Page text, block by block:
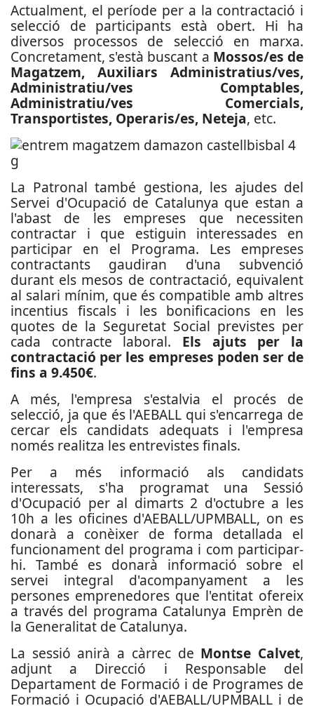
Actualment, el període per a la contractació i
selecció de participants està obert. Hi ha
diversos processos de selecció en marxa.
Concretament, s'està buscant a Mossos/es de
Magatzem, Auxiliars Administratius/ves,
Administratiu/ves Comptables,
Administratiu/ves Comercials,
Transportistes, Operaris/es, Neteja, etc.
La Patronal també gestiona, les ajudes del
Servei d'Ocupació de Catalunya que estan a
l'abast de les empreses que necessiten
contractar i que estiguin interessades en
participar en el Programa. Les empreses
contractants gaudiran d'una subvenció
durant els mesos de contractació, equivalent
al salari mínim, que és compatible amb altres
incentius fiscals i les bonificacions en les
quotes de la Seguretat Social previstes per
cada contracte laboral. Els ajuts per la
contractació per les empreses poden ser de
fins a 9.450€.
A més, l'empresa s'estalvia el procés de
selecció, ja que és l'AEBALL qui s'encarrega de
cercar els candidats adequats i l'empresa
només realitza les entrevistes finals.
Per a més informació als candidats
interessats, s'ha programat una Sessió
d'Ocupació per al dimarts 2 d'octubre a les
10h a les oficines d'AEBALL/UPMBALL, on es
donarà a conèixer de forma detallada el
funcionament del programa i com participar-
hi. També es donarà informació sobre el
servei integral d'acompanyament a les
persones emprenedores que l'entitat ofereix
a través del programa Catalunya Emprèn de
la Generalitat de Catalunya.
La sessió anirà a càrrec de Montse Calvet,
adjunt a Direcció i Responsable del
Departament de Formació i de Programes de
Formació i Ocupació d'AEBALL/UPMBALL i de